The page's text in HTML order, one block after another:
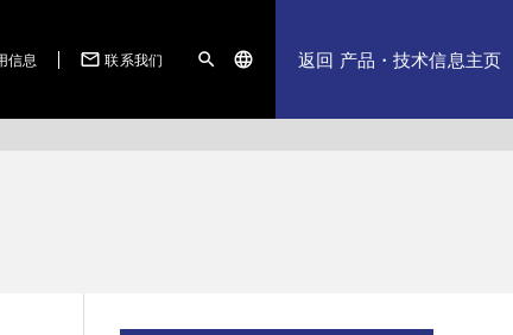
信息 mail_outline 联系我们 search language 返回 产品・技术信息主页